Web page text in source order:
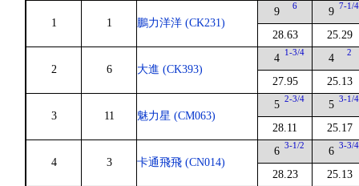
1 1 鵬力洋洋 (CK231)
9 6
28.63
9 7-1/4
25.29
2 6 大進 (CK393)
4 1-3/4
27.95
4 2
25.13
3 11 魅力星 (CM063)
5 2-3/4
28.11
5 3-1/4
25.17
4 3 卡通飛飛 (CN014)
6 3-1/2
28.23
6 3-3/4
25.13